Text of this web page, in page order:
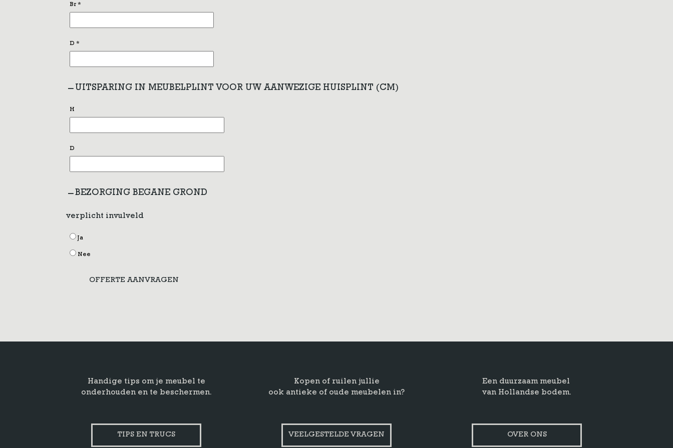
Br*
D*
UITSPARING IN MEUBELPLINT VOOR UW AANWEZIGE HUISPLINT (CM)
H
D
BEZORGING BEGANE GROND
verplicht invulveld
Ja
Nee
OFFERTE AANVRAGEN
Handige tips om je meubel te
onderhouden en te beschermen.
TIPS EN TRUCS
Kopen of ruilen jullie
ook antieke of oude meubelen in?
VEELGESTELDE VRAGEN
Een duurzaam meubel
van Hollandse bodem.
OVER ONS